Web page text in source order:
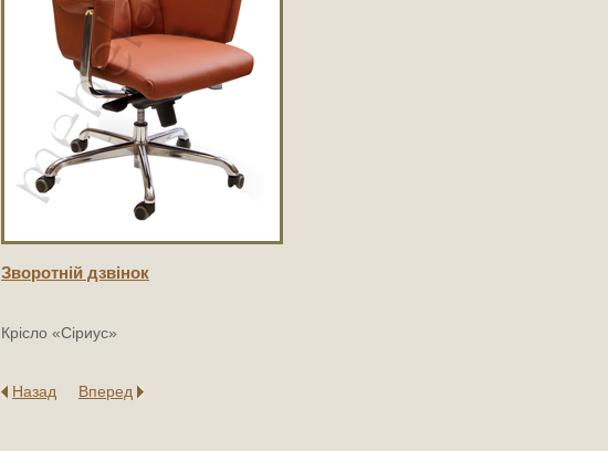
Зворотнiй дзвiнок
Крісло «Сіриус»
Назад Вперед